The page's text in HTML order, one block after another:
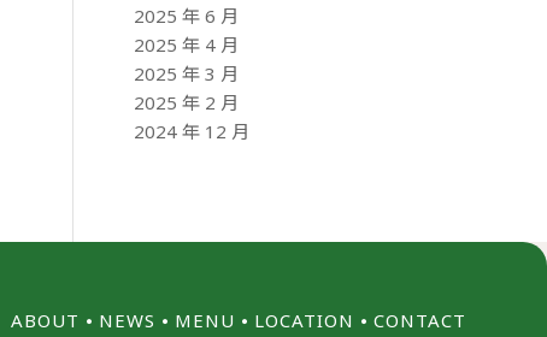
2025 年 6 月
2025 年 4 月
2025 年 3 月
2025 年 2 月
2024 年 12 月
ABOUT ⦁ NEWS ⦁ MENU ⦁ LOCATION ⦁ CONTACT